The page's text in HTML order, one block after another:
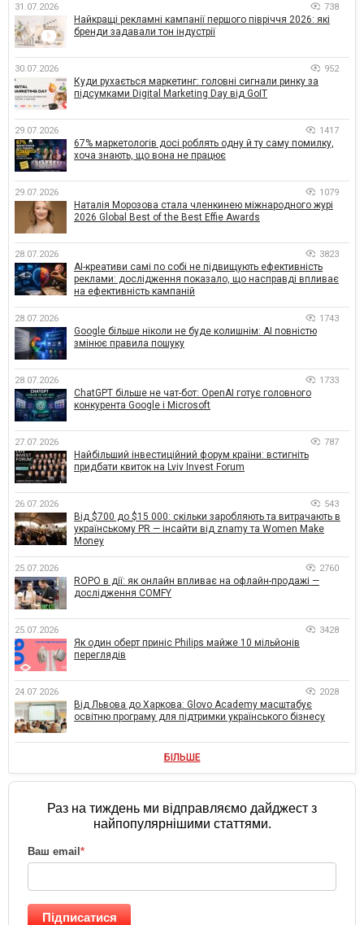
31.07.2026 738
Найкращі рекламні кампанії першого півріччя 2026: які
бренди задавали тон індустрії
30.07.2026 952
Куди рухається маркетинг: головні сигнали ринку за
підсумками Digital Marketing Day від GoIT
29.07.2026 1417
67% маркетологів досі роблять одну й ту саму помилку,
хоча знають, що вона не працює
29.07.2026 1079
Наталія Морозова стала членкинею міжнародного журі
2026 Global Best of the Best Effie Awards
28.07.2026 3823
AI-креативи самі по собі не підвищують ефективність
реклами: дослідження показало, що насправді впливає
на ефективність кампаній
28.07.2026 1743
Google більше ніколи не буде колишнім: AI повністю
змінює правила пошуку
28.07.2026 1733
ChatGPT більше не чат-бот: OpenAI готує головного
конкурента Google і Microsoft
27.07.2026 787
Найбільший інвестиційний форум країни: встигніть
придбати квиток на Lviv Invest Forum
26.07.2026 543
Від $700 до $15 000: скільки заробляють та витрачають в
українському PR — інсайти від znamy та Women Make
Money
25.07.2026 2760
ROPO в дії: як онлайн впливає на офлайн-продажі —
дослідження COMFY
25.07.2026 3428
Як один оберт приніс Philips майже 10 мільйонів
переглядів
24.07.2026 2028
Від Львова до Харкова: Glovo Academy масштабує
освітню програму для підтримки українського бізнесу
БІЛЬШЕ
Раз на тиждень ми відправляємо дайджест з
найпопулярнішими статтями.
Ваш email*
Підписатися